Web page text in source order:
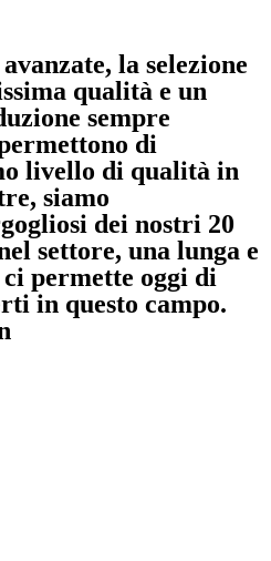
, la selezione
qualità e un
sempre
di
livello di qualità in
siamo
dei nostri 20
settore, una lunga e
permette oggi di
in questo campo.